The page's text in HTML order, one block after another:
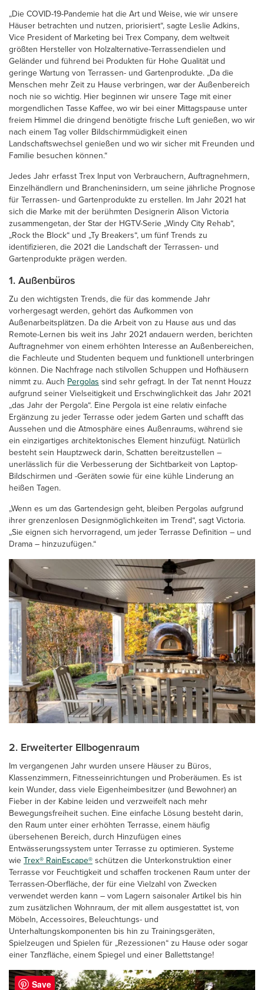
„Die COVID-19-Pandemie hat die Art und Weise, wie wir unsere
Häuser betrachten und nutzen, priorisiert“, sagte Leslie Adkins,
Vice President of Marketing bei Trex Company, dem weltweit
größten Hersteller von Holzalternative-Terrassendielen und
Geländer und führend bei Produkten für Hohe Qualität und
geringe Wartung von Terrassen- und Gartenprodukte. „Da die
Menschen mehr Zeit zu Hause verbringen, war der Außenbereich
noch nie so wichtig. Hier beginnen wir unsere Tage mit einer
morgendlichen Tasse Kaffee, wo wir bei einer Mittagspause unter
freiem Himmel die dringend benötigte frische Luft genießen, wo wir
nach einem Tag voller Bildschirmmüdigkeit einen
Landschaftswechsel genießen und wo wir sicher mit Freunden und
Familie besuchen können.“
Jedes Jahr erfasst Trex Input von Verbrauchern, Auftragnehmern,
Einzelhändlern und Brancheninsidern, um seine jährliche Prognose
für Terrassen- und Gartenprodukte zu erstellen. Im Jahr 2021 hat
sich die Marke mit der berühmten Designerin Alison Victoria
zusammengetan, der Star der HGTV-Serie „Windy City Rehab“,
„Rock the Block“ und „Ty Breakers“, um fünf Trends zu
identifizieren, die 2021 die Landschaft der Terrassen- und
Gartenprodukte prägen werden.
1. Außenbüros
Zu den wichtigsten Trends, die für das kommende Jahr
vorhergesagt werden, gehört das Aufkommen von
Außenarbeitsplätzen. Da die Arbeit von zu Hause aus und das
Remote-Lernen bis weit ins Jahr 2021 andauern werden, berichten
Auftragnehmer von einem erhöhten Interesse an Außenbereichen,
die Fachleute und Studenten bequem und funktionell unterbringen
können. Die Nachfrage nach stilvollen Schuppen und Hofhäusern
nimmt zu. Auch Pergolas sind sehr gefragt. In der Tat nennt Houzz
aufgrund seiner Vielseitigkeit und Erschwinglichkeit das Jahr 2021
„das Jahr der Pergola“. Eine Pergola ist eine relativ einfache
Ergänzung zu jeder Terrasse oder jedem Garten und schafft das
Aussehen und die Atmosphäre eines Außenraums, während sie
ein einzigartiges architektonisches Element hinzufügt. Natürlich
besteht sein Hauptzweck darin, Schatten bereitzustellen –
unerlässlich für die Verbesserung der Sichtbarkeit von Laptop-
Bildschirmen und -Geräten sowie für eine kühle Linderung an
heißen Tagen.
„Wenn es um das Gartendesign geht, bleiben Pergolas aufgrund
ihrer grenzenlosen Designmöglichkeiten im Trend“, sagt Victoria.
„Sie eignen sich hervorragend, um jeder Terrasse Definition – und
Drama – hinzuzufügen.“
2. Erweiterter Ellbogenraum
Im vergangenen Jahr wurden unsere Häuser zu Büros,
Klassenzimmern, Fitnesseinrichtungen und Proberäumen. Es ist
kein Wunder, dass viele Eigenheimbesitzer (und Bewohner) an
Fieber in der Kabine leiden und verzweifelt nach mehr
Bewegungsfreiheit suchen. Eine einfache Lösung besteht darin,
den Raum unter einer erhöhten Terrasse, einem häufig
übersehenen Bereich, durch Hinzufügen eines
Entwässerungssystem unter Terrasse zu optimieren. Systeme
wieTrex® RainEscape®schützen die Unterkonstruktion einer
Terrasse vor Feuchtigkeit und schaffen trockenen Raum unter der
Terrassen-Oberfläche, der für eine Vielzahl von Zwecken
verwendet werden kann – vom Lagern saisonaler Artikel bis hin
zum zusätzlichen Wohnraum, der mit allem ausgestattet ist, von
Möbeln, Accessoires, Beleuchtungs- und
Unterhaltungskomponenten bis hin zu Trainingsgeräten,
Spielzeugen und Spielen für „Rezessionen“ zu Hause oder sogar
einer Tanzfläche, einem Spiegel und einer Ballettstange!
Save